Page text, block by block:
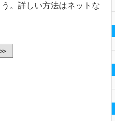
。詳しい方法はネットな
>>